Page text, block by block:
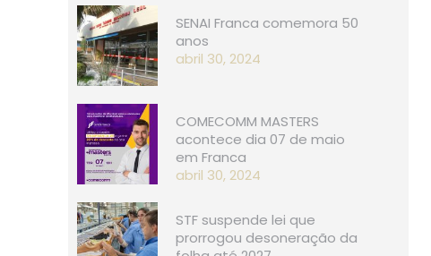
SENAI Franca comemora 50
anos
abril 30, 2024
COMECOMM MASTERS
acontece dia 07 de maio
em Franca
abril 30, 2024
STF suspende lei que
prorrogou desoneração da